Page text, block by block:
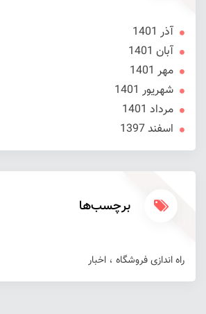
آذر 1401
آبان 1401
مهر 1401
شهریور 1401
مرداد 1401
اسفند 1397
برچسب‌ها
راه اندازی فروشگاه اخبار